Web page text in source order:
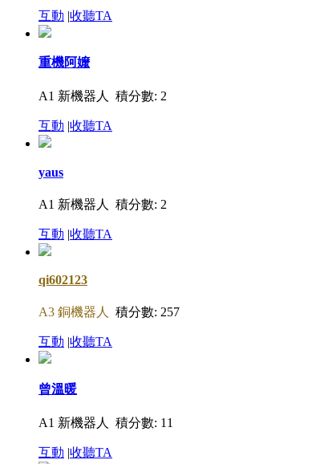
互動 |收聽TA
重機阿嬤
A1 新機器人 積分數: 2
互動 |收聽TA
yaus
A1 新機器人 積分數: 2
互動 |收聽TA
qi602123
A3 銅機器人 積分數: 257
互動 |收聽TA
曾溫暖
A1 新機器人 積分數: 11
互動 |收聽TA